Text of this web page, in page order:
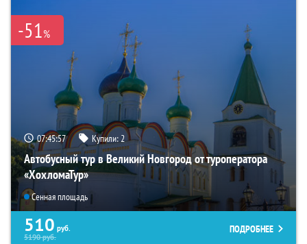
-51%
07:45:55 Купили:2
Автобусный тур в Великий Новгород от туроператора
«ХохломаТур»
Сенная площадь
510 руб.
5190руб.
ПОДРОБНЕЕ